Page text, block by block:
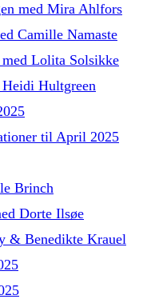
med Mira Ahlfors
Camille Namaste
Lolita Solsikke
Hultgreen
til April 2025
Brinch
Dorte Ilsøe
& Benedikte Krauel